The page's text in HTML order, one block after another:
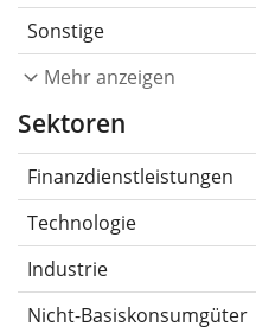
Sonstige
Mehr anzeigen
Sektoren
Finanzdienstleistungen
Technologie
Industrie
Nicht-Basiskonsumgüter